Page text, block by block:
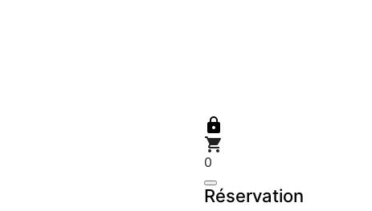


0
Réservation